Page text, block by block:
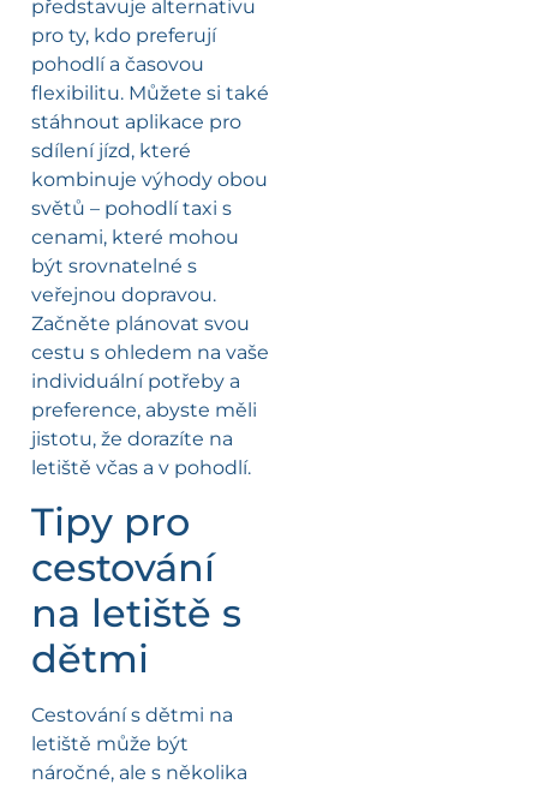
představuje alternativu
pro ty, kdo preferují
pohodlí a časovou
flexibilitu. Můžete si také
stáhnout aplikace pro
sdílení jízd, které
kombinuje výhody obou
světů – pohodlí taxi s
cenami, které mohou
být srovnatelné s
veřejnou dopravou.
Začněte plánovat svou
cestu s ohledem na vaše
individuální potřeby a
preference, abyste měli
jistotu, že dorazíte na
letiště včas a v pohodlí.
Tipy pro
cestování
na letiště s
dětmi
Cestování s dětmi na
letiště může být
náročné, ale s několika